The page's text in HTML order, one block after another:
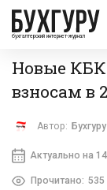
бухгалтерский интернет-журнал
Новые
взносам в
Автор: Бухгуру
Актуально на
Прочитано: 535